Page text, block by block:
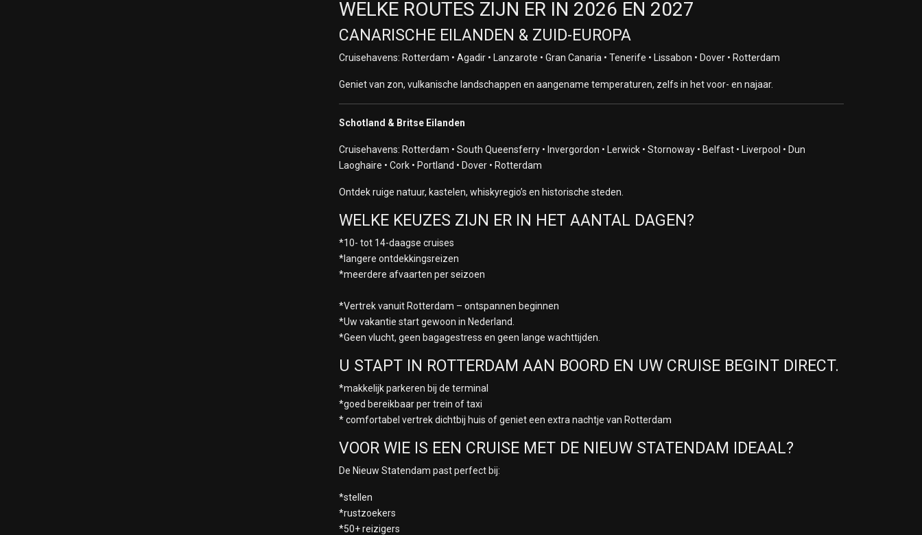
WELKE ROUTES ZIJN ER IN 2026 EN 2027
CANARISCHE EILANDEN & ZUID-EUROPA
Cruisehavens: Rotterdam • Agadir • Lanzarote • Gran Canaria • Tenerife • Lissabon • Dover • Rotterdam
Geniet van zon, vulkanische landschappen en aangename temperaturen, zelfs in het voor- en najaar.
Schotland & Britse Eilanden
Cruisehavens: Rotterdam • South Queensferry • Invergordon • Lerwick • Stornoway • Belfast • Liverpool • Dun
Laoghaire • Cork • Portland • Dover • Rotterdam
Ontdek ruige natuur, kastelen, whiskyregio’s en historische steden.
WELKE KEUZES ZIJN ER IN HET AANTAL DAGEN?
*10- tot 14-daagse cruises
*langere ontdekkingsreizen
*meerdere afvaarten per seizoen
*Vertrek vanuit Rotterdam – ontspannen beginnen
*Uw vakantie start gewoon in Nederland.
*Geen vlucht, geen bagagestress en geen lange wachttijden.
U STAPT IN ROTTERDAM AAN BOORD EN UW CRUISE BEGINT DIRECT.
*makkelijk parkeren bij de terminal
*goed bereikbaar per trein of taxi
* comfortabel vertrek dichtbij huis of geniet een extra nachtje van Rotterdam
VOOR WIE IS EEN CRUISE MET DE NIEUW STATENDAM IDEAAL?
De Nieuw Statendam past perfect bij:
*stellen
*rustzoekers
*50+ reizigers